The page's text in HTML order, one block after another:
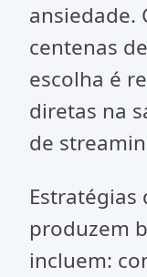
ansiedade.
centenas
escolha é
diretas na
de
produzem
incluem: